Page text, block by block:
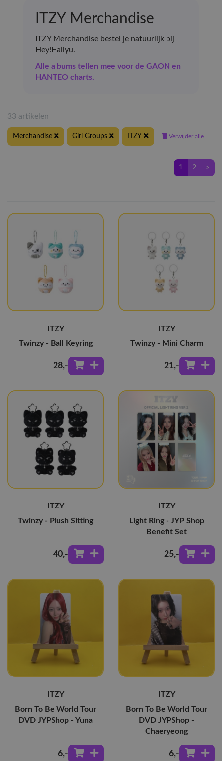
ITZY Merchandise
ITZY Merchandise bestel je natuurlijk bij
Hey!Hallyu.
Alle albums tellen mee voor de GAON en
HANTEO charts.
33 artikelen
Merchandise Girl Groups ITZY Verwijder alle
1 2 >
ITZY
Twinzy - Ball Keyring
28,-
ITZY
Twinzy - Mini Charm
21,-
ITZY
Twinzy - Plush Sitting
40,-
ITZY
Light Ring - JYP Shop
Benefit Set
25,-
ITZY
Born To Be World Tour
DVD JYPShop - Yuna
6,-
ITZY
Born To Be World Tour
DVD JYPShop -
Chaeryeong
6,-